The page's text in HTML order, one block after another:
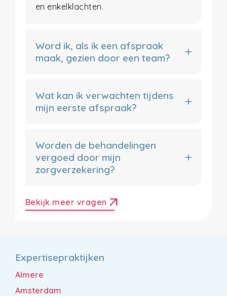
en enkelklachten.
Word ik, als ik een afspraak
maak, gezien door een team?
Wat kan ik verwachten tijdens
mijn eerste afspraak?
Worden de behandelingen
vergoed door mijn
zorgverzekering?
Bekijk meer vragen arrow_outward
Expertisepraktijken
Almere
Amsterdam